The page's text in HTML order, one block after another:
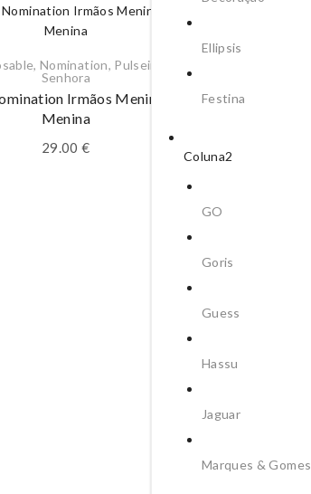
Ellipsis
Festina
Coluna2
GO
Goris
Guess
Hassu
Jaguar
Marques & Gomes
,Nomination, Pulseiras
Senhora
Irmãos Menina E
Menina
29.00€